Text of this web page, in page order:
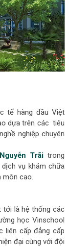
tế hàng đầu Việt
dựa trên các tiêu
nghiệp chuyên
Trãi trong
vụ khám chữa
môn cao.
tới là hệ thống các
học Vinschool
liên cấp đẳng cấp
đại cùng với đội